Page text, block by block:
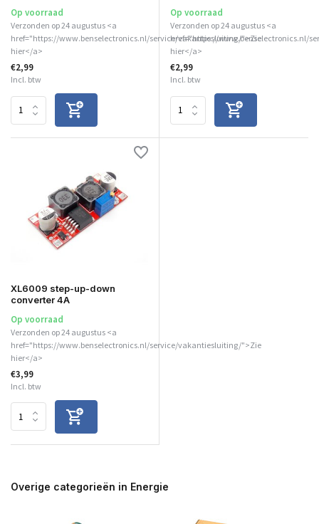
Op voorraad
Verzonden op 24 augustus <a
href="https://www.benselectronics.nl/service/vakantiesluiting/">Zie
hier</a>
€2,99
Incl. btw
Op voorraad
Verzonden op 24 augustus <a
href="https://www.benselectronics.nl/
hier</a>
€2,99
Incl. btw
XL6009 step-up-down
converter 4A
Op voorraad
Verzonden op 24 augustus <a
href="https://www.benselectronics.nl/service/vakantiesluiting/">Zie
hier</a>
€3,99
Incl. btw
Overige categorieën in Energie